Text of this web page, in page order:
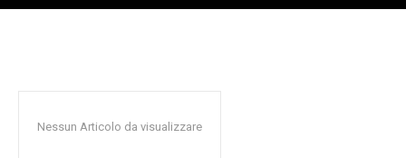
Nessun Articolo da visualizzare